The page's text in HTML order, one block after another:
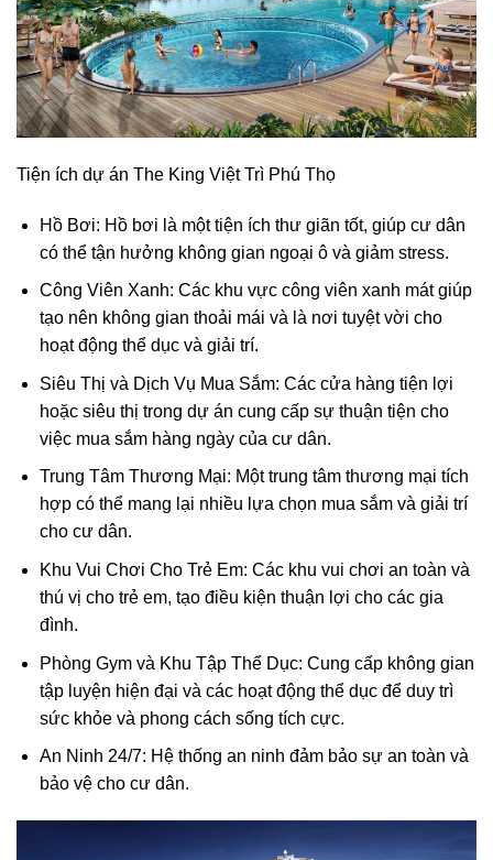
Tiện ích dự án The King Việt Trì Phú Thọ
Hồ Bơi: Hồ bơi là một tiện ích thư giãn tốt, giúp cư dân
có thể tận hưởng không gian ngoại ô và giảm stress.
Công Viên Xanh: Các khu vực công viên xanh mát giúp
tạo nên không gian thoải mái và là nơi tuyệt vời cho
hoạt động thể dục và giải trí.
Siêu Thị và Dịch Vụ Mua Sắm: Các cửa hàng tiện lợi
hoặc siêu thị trong dự án cung cấp sự thuận tiện cho
việc mua sắm hàng ngày của cư dân.
Trung Tâm Thương Mại: Một trung tâm thương mại tích
hợp có thể mang lại nhiều lựa chọn mua sắm và giải trí
cho cư dân.
Khu Vui Chơi Cho Trẻ Em: Các khu vui chơi an toàn và
thú vị cho trẻ em, tạo điều kiện thuận lợi cho các gia
đình.
Phòng Gym và Khu Tập Thể Dục: Cung cấp không gian
tập luyện hiện đại và các hoạt động thể dục để duy trì
sức khỏe và phong cách sống tích cực.
An Ninh 24/7: Hệ thống an ninh đảm bảo sự an toàn và
bảo vệ cho cư dân.